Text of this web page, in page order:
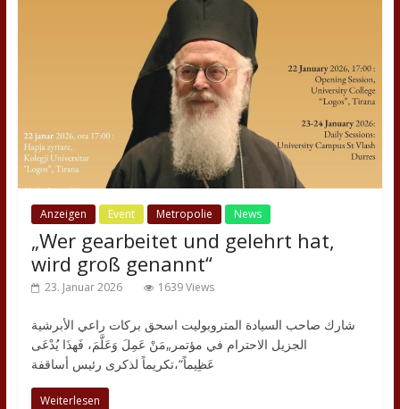
Anzeigen Event Metropolie News
„Wer gearbeitet und gelehrt hat,
wird groß genannt“
23. Januar 2026 1639 Views
شارك صاحب السيادة المتروبوليت اسحق بركات راعي الأبرشية
الجزيل الاحترام في مؤتمر„مَنْ عَمِلَ وَعَلَّمَ، فَهذَا يُدْعَى
عَظِيماً“،تكريماً لذكرى رئيس أساقفة
Weiterlesen